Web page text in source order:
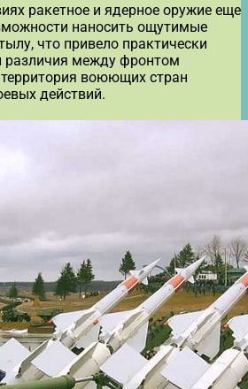
ракетное и ядерное оружие еще
наносить ощутимые
что привело практически
различия между фронтом
воюющих стран
действий.